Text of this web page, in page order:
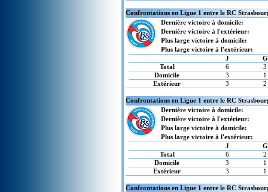
Confrontations en Ligue 1 entre le RC
Dernière victoire à domicile:
Dernière victoire à l'extérieur:
Plus large victoire à domicile:
Plus large victoire à l'extérieur:
J
G
Total
6
3
Domicile
3
1
Extérieur
3 2
Confrontations en Ligue 1 entre le RC
Dernière victoire à domicile:
Dernière victoire à l'extérieur:
Plus large victoire à domicile:
Plus large victoire à l'extérieur:
J
G
Total
6
2
Domicile
3
1
Extérieur
3 1
Confrontations en Ligue 1 entre le RC